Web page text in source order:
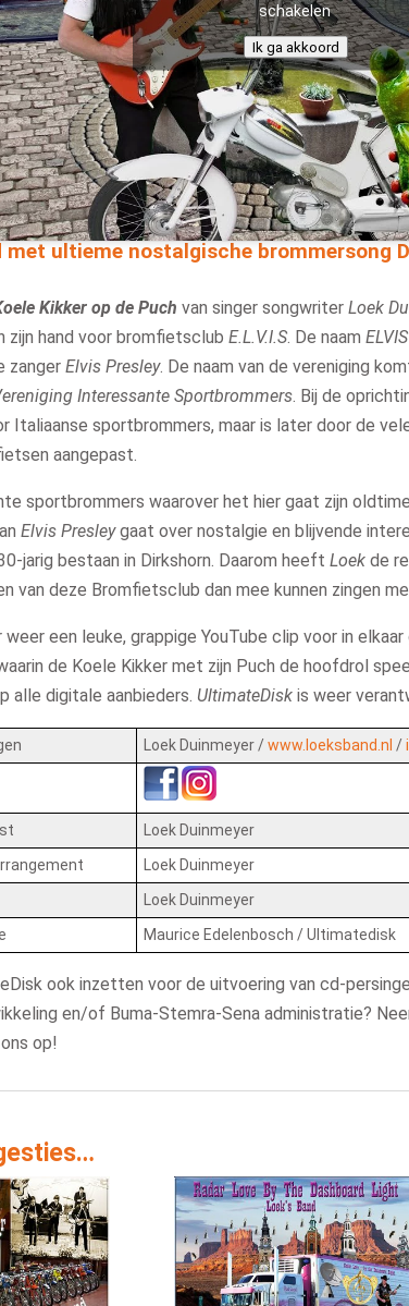
schakelen
Ik ga akkoord
ultieme nostalgische brommersong
Kikker op de Puch van singer songwriterLoek
zijn hand voor bromfietsclubE.L.V.I.S . De naamELVIS
zangerElvis Presley. De naam van de vereniging
Interessante Sportbrommers . Bij de
Italiaanse sportbrommers, maar is later door de
aangepast.
sportbrommers waarover het hier gaat zijn
Elvis Presleygaat over nostalgie en blijvende
jarig bestaan in Dirkshorn. Daarom heeftLoek de
van deze Bromfietsclub dan mee kunnen zingen
een leuke, grappige YouTube clip voor in
de Koele Kikker met zijn Puch de hoofdrol
alle digitale aanbieders. UltimateDisk is weer
Loek Duinmeyer /www.loeksband.nl /
Loek Duinmeyer
Loek Duinmeyer
Loek Duinmeyer
Maurice Edelenbosch / Ultimatedisk
ook inzetten voor de uitvoering van cd-
en/of Buma-Stemra-Sena administratie?
op!